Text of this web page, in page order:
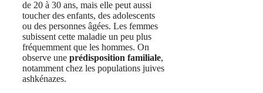
de 20 à 30 ans, mais elle peut aussi
toucher des enfants, des adolescents
ou des personnes âgées. Les femmes
subissent cette maladie un peu plus
fréquemment que les hommes. On
observe une prédisposition familiale,
notamment chez les populations juives
ashkénazes.